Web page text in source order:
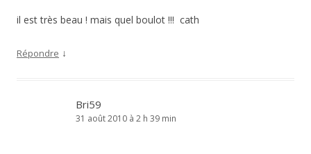
il est très beau ! mais quel boulot !!! cath
Répondre ↓
Bri59
31 août 2010 à 2 h 39 min